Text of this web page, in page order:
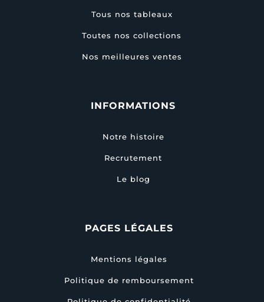
Tous nos tableaux
Toutes nos collections
Nos meilleures ventes
INFORMATIONS
Notre histoire
Recrutement
Le blog
PAGES LÉGALES
Mentions légales
Politique de remboursement